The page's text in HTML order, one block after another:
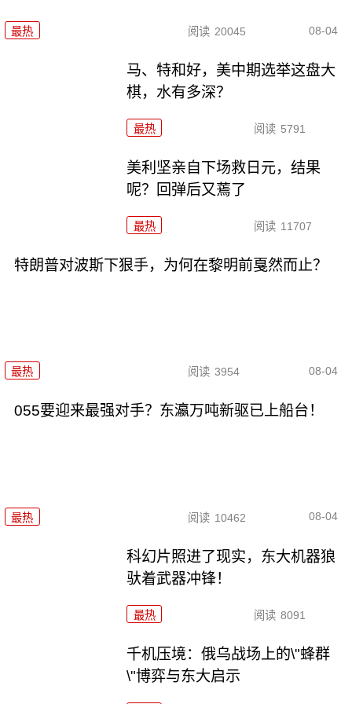
最热 阅读 20045 08-04
马、特和好，美中期选举这盘大
棋，水有多深？
最热 阅读 5791
美利坚亲自下场救日元，结果
呢？回弹后又蔫了
最热 阅读 11707
特朗普对波斯下狠手，为何在黎明前戛然而止？
最热 阅读 3954 08-04
055要迎来最强对手？东瀛万吨新驱已上船台！
最热 阅读 10462 08-04
科幻片照进了现实，东大机器狼
驮着武器冲锋！
最热 阅读 8091
千机压境：俄乌战场上的\"蜂群
\"博弈与东大启示